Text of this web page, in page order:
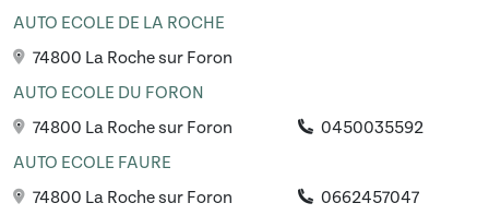
AUTO ECOLE DE LA ROCHE
74800 La Roche sur Foron
AUTO ECOLE DU FORON
74800 La Roche sur Foron
0450035592
AUTO ECOLE FAURE
74800 La Roche sur Foron
0662457047